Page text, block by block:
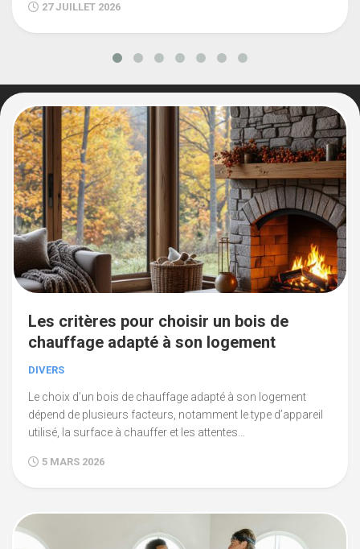
27 JUILLET 2026
Les critères pour choisir un bois de
chauffage adapté à son logement
DIVERS
Le choix d’un bois de chauffage adapté à son logement
dépend de plusieurs facteurs, notamment le type d’appareil
utilisé, la surface à chauffer et les attentes...
5 MARS 2026